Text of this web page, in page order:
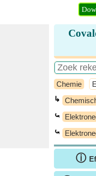
Chemie
↳
⤿
⤿
ⓘ